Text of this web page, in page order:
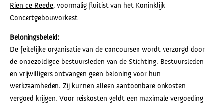
Rien de Reede, voormalig fluitist van het Koninklijk
Concertgebouworkest
Beloningsbeleid:
De feitelijke organisatie van de concoursen wordt verzorgd door
de onbezoldigde bestuursleden van de Stichting. Bestuursleden
en vrijwilligers ontvangen geen beloning voor hun
werkzaamheden. Zij kunnen alleen aantoonbare onkosten
vergoed krijgen. Voor reiskosten geldt een maximale vergoeding